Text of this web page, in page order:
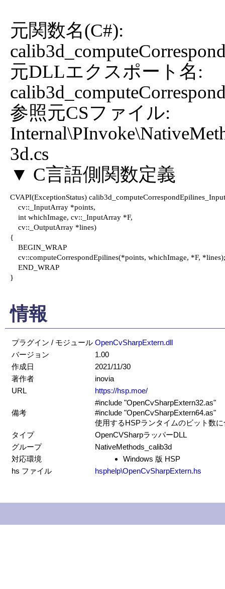
元関数名(C#):
元DLLエクスポート名:
参照元CSファイル:
3d.cs
CVAPI(ExceptionStatus)
    cv::_InputArray *points,
    int whichImage, cv::_InputArray *F,
    cv::_OutputArray *lines)
{
    BEGIN_WRAP
    cv::computeCorrespondEpilines(*points, whichImage, *F, *lines);
    END_WRAP
}
情報
プラグイン / モジュール OpenCvSharpExtern.dll
バージョン
1.00
作成日
2021/11/30
著作者
inovia
URL
https://hsp.moe/
備考
#include "OpenCvSharpExtern32.as"
#include "OpenCvSharpExtern64.as"
使用するHSPランタイムのビット数
タイプ
OpenCVSharpラッパーDLL
グループ
NativeMethods_calib3d
対応環境
Windows 版 HSP
hs ファイル
hsphelp\OpenCvSharpExtern.hs